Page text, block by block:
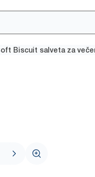
Biscuit salveta za